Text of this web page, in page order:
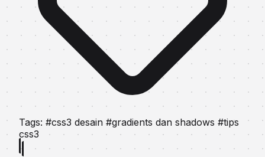
Tags: #css3 desain #gradients dan shadows #tips
css3